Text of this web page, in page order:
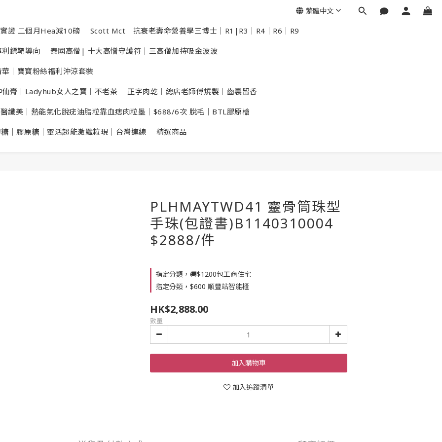
證 二個月Hea減10磅 Scott Mct｜抗衰老壽命營養學三博士｜R1|R3｜R4｜R6｜R9
鏢靶導向 泰國高僧| 十大高憎守護符｜三高僧加持吸金波波
｜寶寶粉絲福利沖涼套裝
膏｜Ladyhub女人之寶｜不老茶 正字肉乾｜總店老師傅燒製｜齒裏留香
纖美｜熱能氣化脫疣油脂粒靠血痣肉粒墨｜$688/6次 脫毛｜BTL膠原槍
｜膠原糖｜靈活超能激纖粒現｜台灣連線 精選商品
繁體中文
PLHMAYTWD41 靈骨筒珠型
手珠(包證書)B1140310004
$2888/件
指定分類，🚚$1200包工商住宅
指定分類，$600 順豐站智能櫃
HK$2,888.00
數量
加入購物車
加入追蹤清單